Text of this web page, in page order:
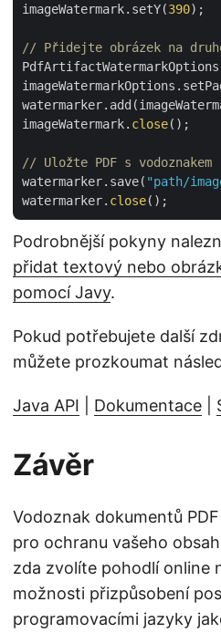
imageWatermark.setY(390);
// Přidejte obrázek na
PdfArtifactWatermarkOptions
imageWatermark. close();
// Uložte PDF s vodoznakem
watermarker.save( "path/
watermarker. close
Podrobnější pokyny
přidat textový nebo
pomocí Javy.
Pokud potřebujete další
můžete prozkoumat
Java API Dokumentace
Závěr
Vodoznak dokumentů
pro ochranu vašeho
zda zvolíte pohodlí online
možnosti přizpůsobení
programovacími jazyky